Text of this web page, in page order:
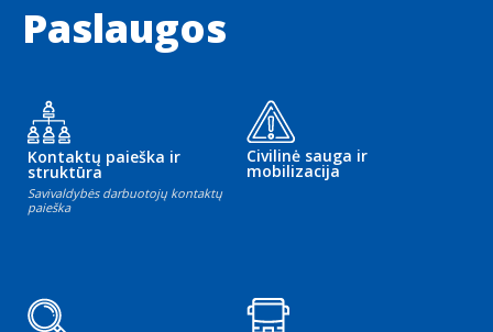
Paslaugos
Kontaktų paieška ir
struktūra
Savivaldybės darbuotojų kontaktų
paieška
Civilinė sauga ir
mobilizacija